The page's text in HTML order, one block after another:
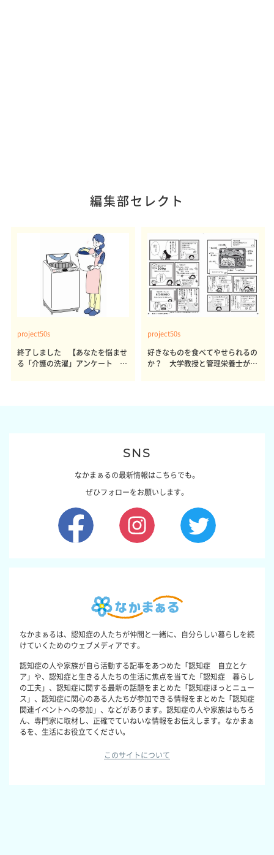
編集部セレクト
project50s
終了しました 【あなたを悩ませ
る「介護の洗濯」アンケート 体
project50s
好きなものを食べてやせられるの
か？ 大学教授と管理栄養士が出
SNS
なかまぁるの最新情報はこちらでも。
ぜひフォローをお願いします。
なかまぁるは、認知症の人たちが仲間と一緒に、自分らしい暮らしを続
けていくためのウェブメディアです。
認知症の人や家族が自ら活動する記事をあつめた「認知症 自立とケ
ア」や、認知症と生きる人たちの生活に焦点を当てた「認知症 暮らし
の工夫」、認知症に関する最新の話題をまとめた「認知症ほっとニュー
ス」、認知症に関心のある人たちが参加できる情報をまとめた「認知症
関連イベントへの参加」、などがあります。認知症の人や家族はもちろ
ん、専門家に取材し、正確でていねいな情報をお伝えします。なかまぁ
るを、生活にお役立てください。
このサイトについて